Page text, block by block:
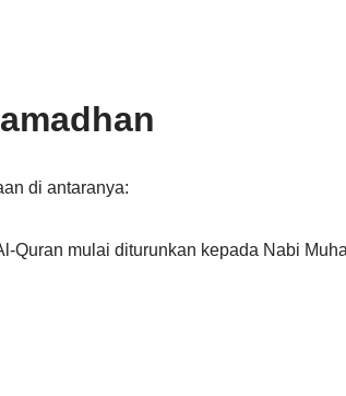
di antaranya:
Quran mulai diturunkan kepada Nabi